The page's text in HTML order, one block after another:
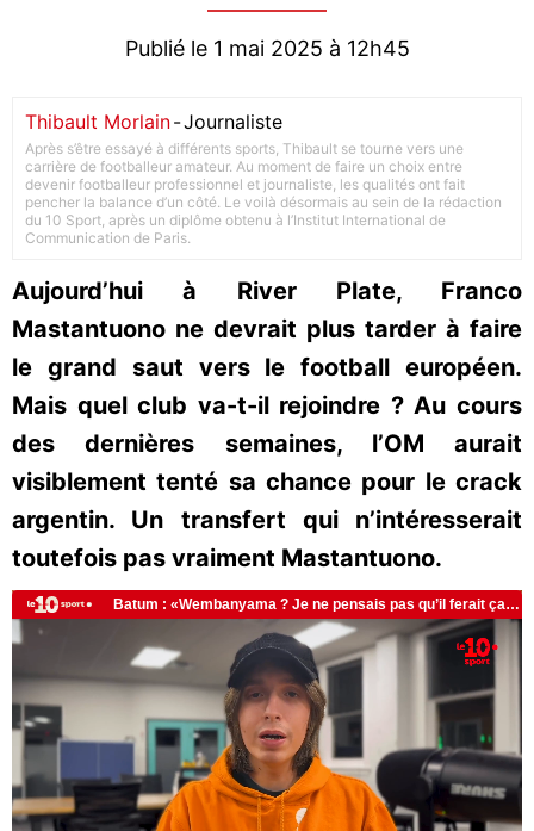
Publié le 1 mai 2025 à 12h45
Thibault Morlain-Journaliste
Après s’être essayé à différents sports, Thibault se tourne vers une
carrière de footballeur amateur. Au moment de faire un choix entre
devenir footballeur professionnel et journaliste, les qualités ont fait
pencher la balance d’un côté. Le voilà désormais au sein de la rédaction
du 10 Sport, après un diplôme obtenu à l’Institut International de
Communication de Paris.
Aujourd’hui à River Plate, Franco
Mastantuono ne devrait plus tarder à faire
le grand saut vers le football européen.
Mais quel club va-t-il rejoindre ? Au cours
des dernières semaines, l’OM aurait
visiblement tenté sa chance pour le crack
argentin. Un transfert qui n’intéresserait
toutefois pas vraiment Mastantuono.